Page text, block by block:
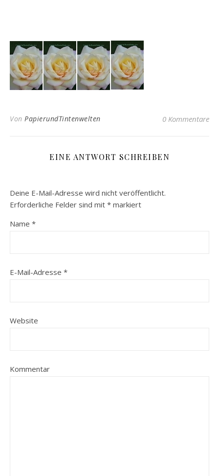
Von PapierundTintenwelten 0 Kommentare
EINE ANTWORT SCHREIBEN
Deine E-Mail-Adresse wird nicht veröffentlicht.
Erforderliche Felder sind mit * markiert
Name *
E-Mail-Adresse *
Website
Kommentar